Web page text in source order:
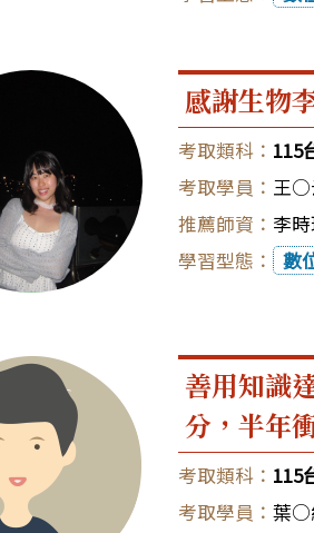
感謝生物
115
王○
李
數
善用知識
分，半年
115
葉○